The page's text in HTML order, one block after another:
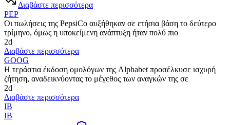
Διαβάστε περισσότερα
PEP
Οι πωλήσεις της PepsiCo αυξήθηκαν σε ετήσια βάση το δεύτερο
τρίμηνο, όμως η υποκείμενη ανάπτυξη ήταν πολύ πιο
2d
Διαβάστε περισσότερα
GOOG
Η τεράστια έκδοση ομολόγων της Alphabet προσέλκυσε ισχυρή
ζήτηση, αναδεικνύοντας το μέγεθος των αναγκών της σε
2d
Διαβάστε περισσότερα
IB
IB